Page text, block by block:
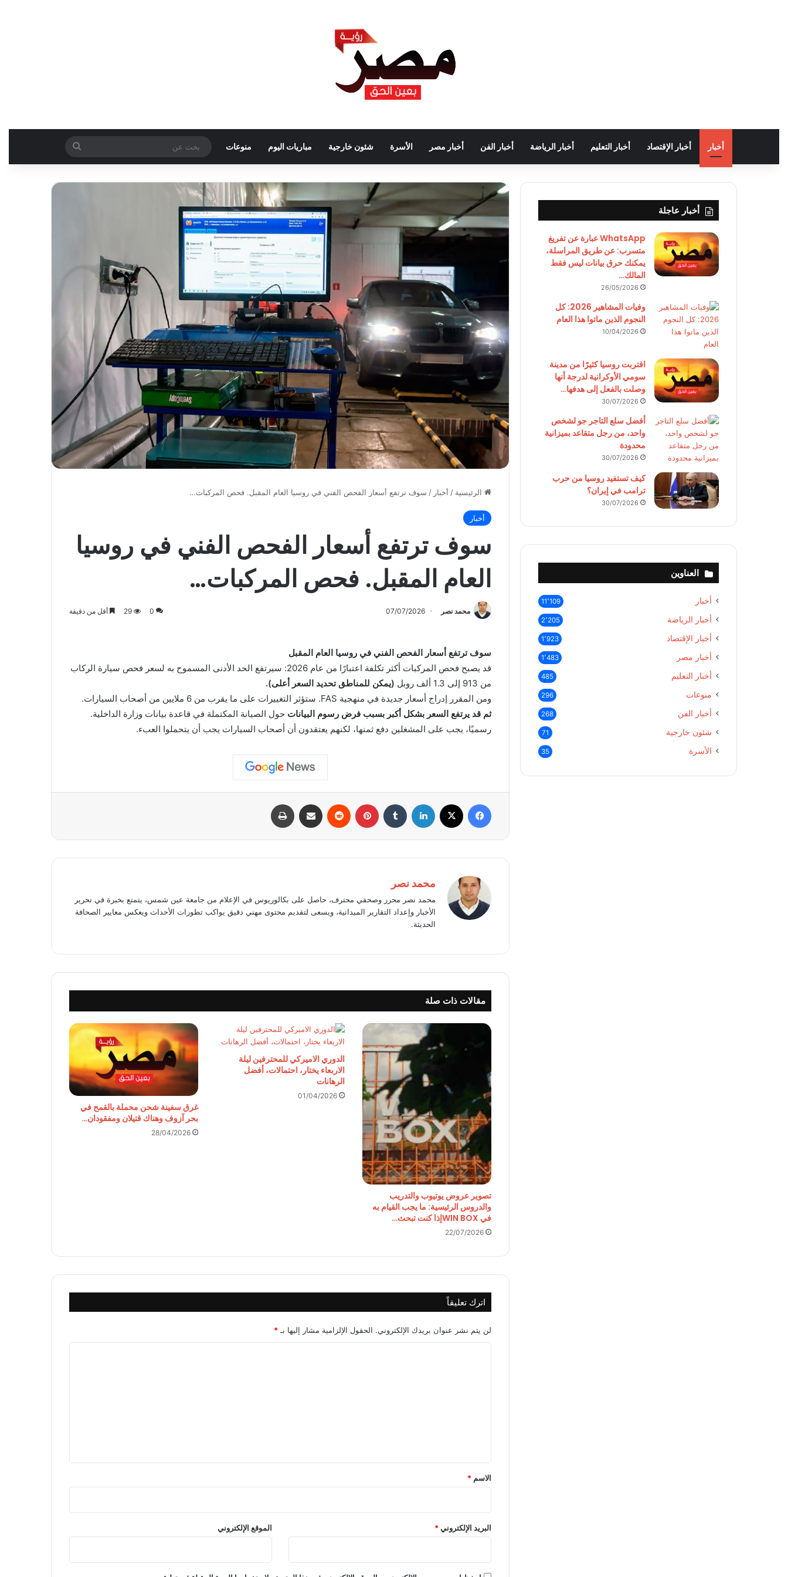
أخبار أخبار الإقتصاد أخبار التعليم أخبار الرياضة أخبار الفن أخبار مصر الأسرة شئون خارجية مباريات اليوم منوعات
بحث
عن
الرئيسية / أخبار / سوف ترتفع أسعار الفحص الفني في روسيا العام المقبل. فحص المركبات…
أخبار
سوف ترتفع أسعار الفحص الفني في روسيا
العام المقبل. فحص المركبات…
محمد نصر 07/07/2026
0
29 أقل من دقيقة
سوف ترتفع أسعار الفحص الفني في روسيا العام المقبل
قد يصبح فحص المركبات أكثر تكلفة اعتبارًا من عام 2026: سيرتفع الحد الأدنى المسموح به لسعر فحص سيارة الركاب
من 913 إلى 1.3 ألف روبل
(يمكن للمناطق تحديد السعر أعلى).
ومن المقرر إدراج أسعار جديدة في منهجية FAS. ستؤثر التغييرات على ما يقرب من 6 ملايين من أصحاب السيارات.
ثم قد يرتفع السعر بشكل أكبر بسبب فرض رسوم البيانات حول الصيانة المكتملة في قاعدة بيانات وزارة الداخلية.
رسميًا، يجب على المشغلين دفع ثمنها، لكنهم يعتقدون أن أصحاب السيارات يجب أن يتحملوا العبء.
فيسبوك لينكدإن بينتيريست مشاركة عبر البريد
محمد نصر
محمد نصر محرر وصحفي محترف، حاصل على بكالوريوس في الإعلام من جامعة عين شمس، يتمتع بخبرة في تحرير
الأخبار وإعداد التقارير الميدانية، ويسعى لتقديم محتوى مهني دقيق يواكب تطورات الأحداث ويعكس معايير الصحافة
الحديثة.
مقالات ذات صلة
تصوير عروض يوتيوب والتدريب
والدروس الرئيسية: ما يجب القيام به
في WIN BOXإذا كنت تبحث…
22/07/2026
الدوري الاميركي للمحترفين ليلة
الاربعاء يختار، احتمالات، أفضل
الرهانات
01/04/2026
غرق سفينة شحن محملة بالقمح في
بحر آزوف وهناك قتيلان ومفقودان…
28/04/2026
اترك تعليقاً
لن يتم نشر عنوان بريدك الإلكتروني. الحقول الإلزامية مشار إليها بـ *
*
الاسم *
البريد الإلكتروني* الموقع الإلكتروني
أخبار عاجلة
WhatsApp عبارة عن تفريغ
متسرب: عن طريق المراسلة،
يمكنك حرق بيانات ليس فقط
المالك…
26/05/2026
وفيات المشاهير 2026: كل
النجوم الذين ماتوا هذا العام
10/04/2026
اقتربت روسيا كثيرًا من مدينة
سومي الأوكرانية لدرجة أنها
وصلت بالفعل إلى هدفها…
30/07/2026
أفضل سلع التاجر جو لشخص
واحد، من رجل متقاعد بميزانية
محدودة
30/07/2026
كيف تستفيد روسيا من حرب
ترامب في إيران؟
30/07/2026
العناوين
أخبار 11٬109
أخبار الرياضة 2٬205
أخبار الإقتصاد 1٬923
أخبار مصر 1٬483
أخبار التعليم 485
منوعات 296
أخبار الفن 268
شئون خارجية 71
الأسرة 35